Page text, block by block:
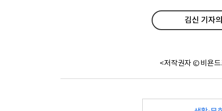
김신 기자
<저작권자 © 비욘드